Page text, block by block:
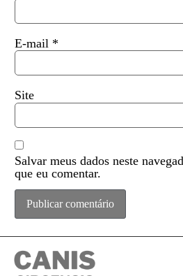
E-mail *
Site
Salvar meus dados neste
que eu comentar.